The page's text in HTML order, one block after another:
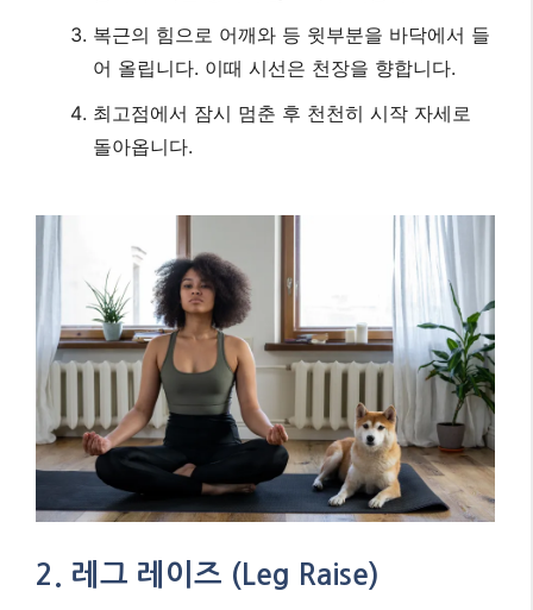
복근의 힘으로 어깨와 등 윗부분을 바닥에서 들
어 올립니다. 이때 시선은 천장을 향합니다.
최고점에서 잠시 멈춘 후 천천히 시작 자세로
돌아옵니다.
2. 레그 레이즈 (Leg Raise)